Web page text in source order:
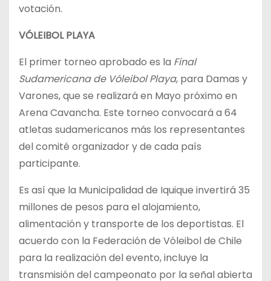
votación.
VÓLEIBOL PLAYA
El primer torneo aprobado es la Final
Sudamericana de Vóleibol Playa, para Damas y
Varones, que se realizará en Mayo próximo en
Arena Cavancha. Este torneo convocará a 64
atletas sudamericanos más los representantes
del comité organizador y de cada país
participante.
Es así que la Municipalidad de Iquique invertirá 35
millones de pesos para el alojamiento,
alimentación y transporte de los deportistas. El
acuerdo con la Federación de Vóleibol de Chile
para la realización del evento, incluye la
transmisión del campeonato por la señal abierta